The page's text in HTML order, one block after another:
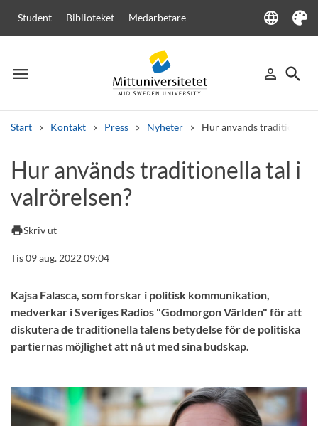
Student Biblioteket Medarbetare language
Language
Tema
menu
Meny person_outline
Logga in
search
Sök
Start Kontakt Press Nyheter Hur används traditionella
Andra söktjänster
Kurser och programKursplaner
Hur används traditionella tal i
valrörelsen?
printSkriv ut
Tis 09 aug. 2022 09:04
Kajsa Falasca, som forskar i politisk kommunikation,
medverkar i Sveriges Radios "Godmorgon Världen" för att
diskutera de traditionella talens betydelse för de politiska
partiernas möjlighet att nå ut med sina budskap.